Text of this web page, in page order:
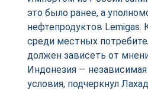
это было ранее, а
нефтепродуктов Lemigas.
среди местных
должен зависеть от
Индонезия —
условия, подчеркнул